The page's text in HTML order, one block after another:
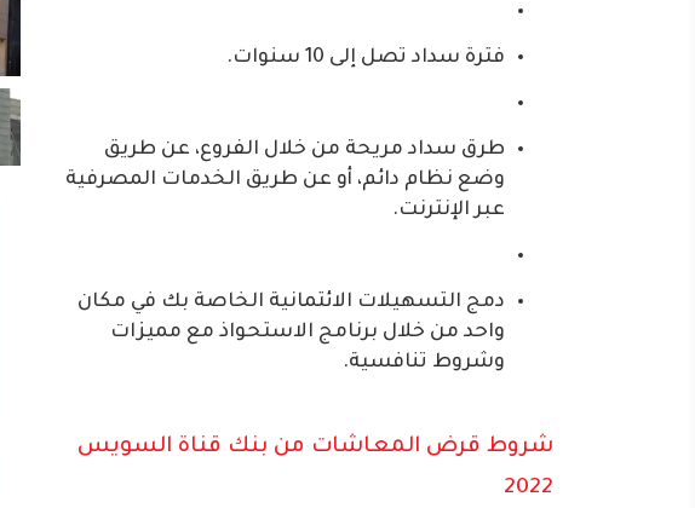
فترة سداد تصل إلى 10 سنوات.
طرق سداد مريحة من خلال الفروع، عن طريق
وضع نظام دائم، أو عن طريق الخدمات المصرفية
عبر الإنترنت.
دمج التسهيلات الائتمانية الخاصة بك في مكان
واحد من خلال برنامج الاستحواذ مع مميزات
وشروط تنافسية.
شروط قرض المعاشات من بنك قناة السويس
2022